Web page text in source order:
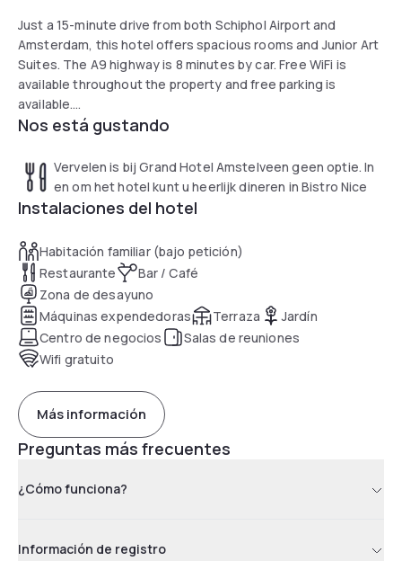
Just a 15-minute drive from both Schiphol Airport and
Amsterdam, this hotel offers spacious rooms and Junior Art
Suites. The A9 highway is 8 minutes by car. Free WiFi is
available throughout the property and free parking is
available.
featuring a flat-screen TV with various radio channels and
tea-and-coffee-making facilities. The modern bathrooms
are fitted with a bath, shower and separate toilet.
The breakfast restaurant offers live-cooking and a buffet
with various choices. In the evenings you can enjoy an à la
carte dinner in Bistro Nice, which belongs to the hotel.
You can enjoy the Grand Hotel's modern fitness centre or
play tennis on 1 of their 22 tennis courts.
from here a direct connection to Amsterdam is available.
Nos está gustando
Vervelen is bij Grand Hotel Amstelveen geen optie. In
en om het hotel kunt u heerlijk dineren in Bistro Nice
Instalaciones del hotel
Habitación familiar (bajo petición)
Restaurante
Bar / Café
Zona de desayuno
Máquinas expendedoras
Terraza
Jardín
Centro de negocios
Salas de reuniones
Wifi gratuito
Más información
Preguntas más frecuentes
¿Cómo funciona?
Información de registro